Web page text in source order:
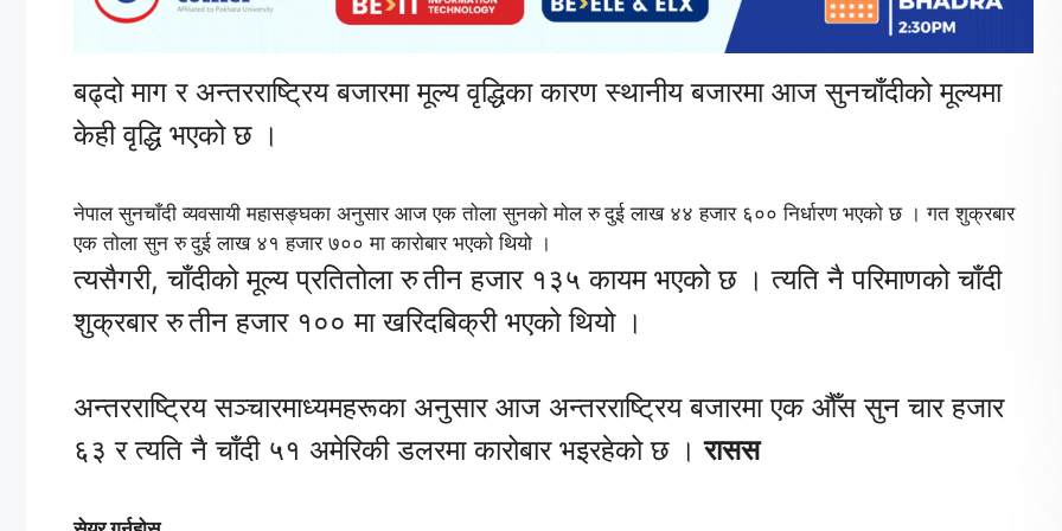
बढ्दो माग र अन्तरराष्ट्रिय बजारमा मूल्य वृद्धिका कारण स्थानीय बजारमा आज सुनचाँदीको मूल्यमा
केही वृद्धि भएको छ ।
नेपाल सुनचाँदी व्यवसायी महासङ्घका अनुसार आज एक तोला सुनको मोल रु दुई लाख ४४ हजार ६०० निर्धारण भएको छ । गत शुक्रबार
एक तोला सुन रु दुई लाख ४१ हजार ७०० मा कारोबार भएको थियो ।
त्यसैगरी, चाँदीको मूल्य प्रतितोला रु तीन हजार १३५ कायम भएको छ । त्यति नै परिमाणको चाँदी
शुक्रबार रु तीन हजार १०० मा खरिदबिक्री भएको थियो ।
अन्तरराष्ट्रिय सञ्चारमाध्यमहरूका अनुसार आज अन्तरराष्ट्रिय बजारमा एक औँस सुन चार हजार
६३ र त्यति नै चाँदी ५१ अमेरिकी डलरमा कारोबार भइरहेको छ ।रासस